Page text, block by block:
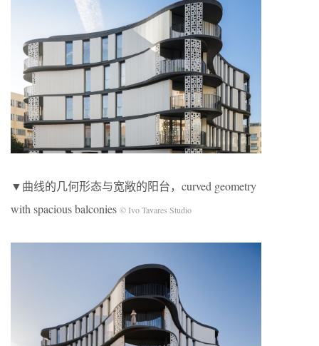
▼曲线的几何形态与宽敞的阳台，curved geometry
with spacious balconies © Ivo Tavares Studio